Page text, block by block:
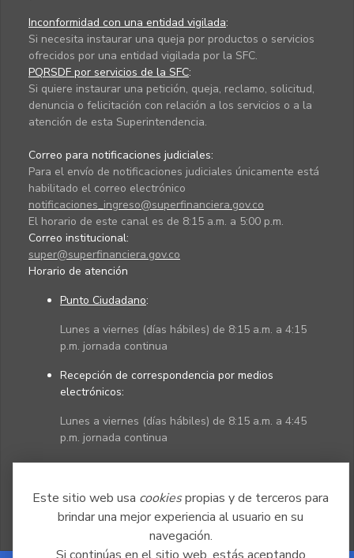
Este sitio web usa cookiespropias y de terceros para
brindar una mejor experiencia al usuario en su
navegación.
Inconformidad con una entidad vigilada:
Si necesita instaurar una queja por productos o servicios
ofrecidos por una entidad vigilada por la SFC.
PQRSDF por servicios de la SFC:
Si quiere instaurar una petición, queja, reclamo, solicitud,
denuncia o felicitación con relación a los servicios o a la
atención de esta Superintendencia.
Correo para notificaciones judiciales:
Para el envío de notificaciones judiciales únicamente está
habilitado el correo electrónico
notificaciones_ingreso@superfinanciera.gov.co
El horario de este canal es de 8:15 a.m. a 5:00 p.m.
Correo institucional:
super@superfinanciera.gov.co
Horario de atención
Punto Ciudadano:
Lunes a viernes (días hábiles) de 8:15 a.m. a 4:15
p.m. jornada continua
Recepción de correspondencia por medios
electrónicos:
Lunes a viernes (días hábiles) de 8:15 a.m. a 4:45
p.m. jornada continua